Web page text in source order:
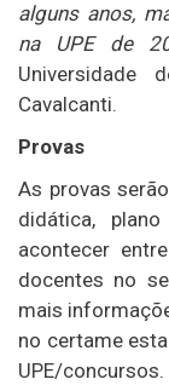
alguns anos,
na UPE de
Universidade
Cavalcanti.
Provas
As provas
didática,
acontecer
docentes no
mais
no certame
UPE/concursos.